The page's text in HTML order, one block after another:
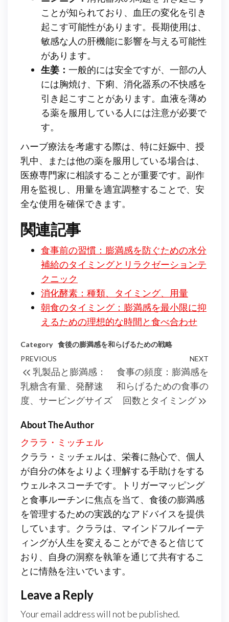
ことが知られており、血圧の変化を引き
起こす可能性があります。長期使用は、
敏感な人の肝機能に影響を与える可能性
があります。
生姜： 一般的には安全ですが、一部の人
には胸焼け、下痢、消化器系の不快感を
引き起こすことがあります。血液を薄め
る薬を服用している人には注意が必要で
す。
ハーブ療法を考慮する際は、特に妊娠中、授
乳中、または他の薬を服用している場合は、
医療専門家に相談することが重要です。副作
用を監視し、用量を適宜調整することで、安
全な使用を確保できます。
関連記事
食事前の習慣：膨満感を防ぐための水分
補給のタイミングとリラクゼーションテ
クニック
消化酵素：種類、タイミング、用量
朝食のタイミング：膨満感を最小限に抑
えるための理想的な時間と食べ合わせ
Category 食後の膨満感を和らげるための戦略
Post
navigation
Previous
Post
PREVIOUS
乳製品と膨満感：
乳糖含有量、発酵速
度、サービングサイズ
NEXT
食事の頻度：膨満感を
和らげるための食事の
回数とタイミング
About The Author
クララ・ミッチェル
クララ・ミッチェルは、栄養に熱心で、個人
が自分の体をよりよく理解する手助けをする
ウェルネスコーチです。トリガーマッピング
と食事ルーチンに焦点を当て、食後の膨満感
を管理するための実践的なアドバイスを提供
しています。クララは、マインドフルイーテ
ィングが人生を変えることができると信じて
おり、自身の洞察を執筆を通じて共有するこ
とに情熱を注いでいます。
Leave a Reply
Your email address will not be published.